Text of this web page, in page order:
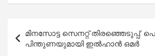
navigation
മിനസോട്ട സെനറ്റ് തിരഞ്ഞെടുപ്പ്:
പിന്തുണയുമായി ഇൽഹാൻ ഒമർ